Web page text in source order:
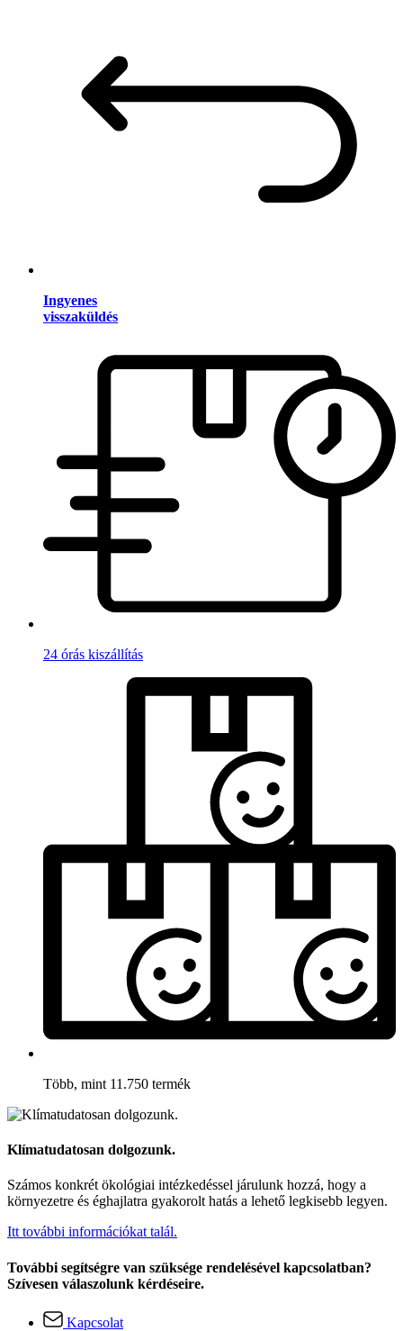
Ingyenes
visszaküldés
24 órás kiszállítás
Több, mint 11.750 termék
Klímatudatosan dolgozunk.
Számos konkrét ökológiai intézkedéssel járulunk hozzá, hogy a
környezetre és éghajlatra gyakorolt hatás a lehető legkisebb legyen.
Itt további információkat talál.
További segítségre van szüksége rendelésével kapcsolatban?
Szívesen válaszolunk kérdéseire.
Kapcsolat